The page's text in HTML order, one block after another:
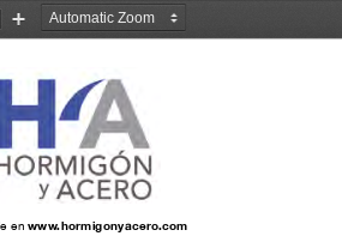
Zoom
en www.hormigonyacero.com